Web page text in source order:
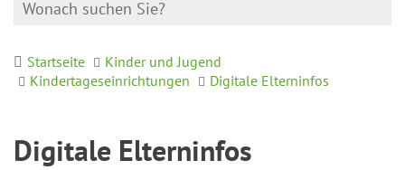
Startseite
Kinder und Jugend
Kindertageseinrichtungen
Digitale Elterninfos
Digitale Elterninfos